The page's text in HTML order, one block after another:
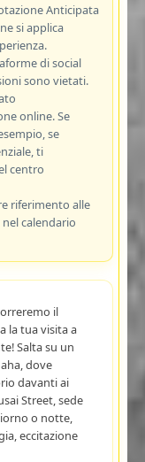
Anticipata
si applica
di social
sono vietati.
online. Se
se
ti
centro
riferimento alle
calendario
il
la tua visita a
Salta su un
dove
davanti ai
Street, sede
o notte,
eccitazione